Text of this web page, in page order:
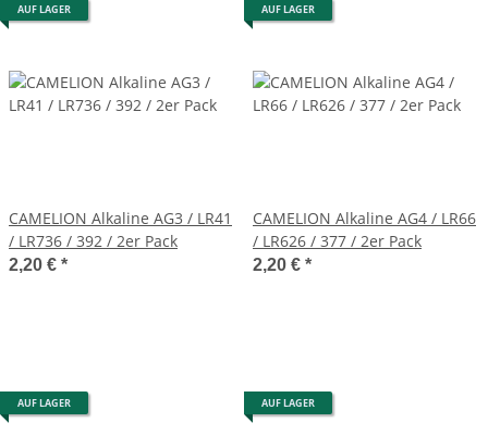
AUF LAGER
CAMELION Alkaline AG3 / LR41
/ LR736 / 392 / 2er Pack
2,20 € *
AUF LAGER
CAMELION Alkaline AG4 / LR66
/ LR626 / 377 / 2er Pack
2,20 € *
AUF LAGER AUF LAGER